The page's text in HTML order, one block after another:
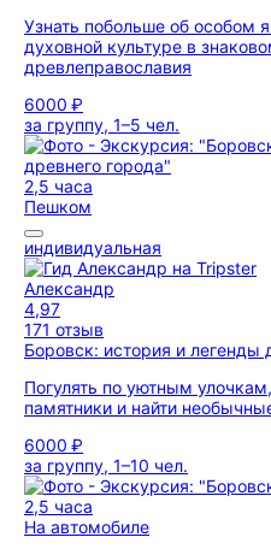
Узнать побольше об особом
духовной культуре в
древлеправославия
6000 ₽
за группу, 1–5 чел.
2,5 часа
Пешком
индивидуальная
Александр
4,97
171 отзыв
Боровск: история и легенды
Погулять по уютным
памятники и найти
6000 ₽
за группу, 1–10 чел.
2,5 часа
На автомобиле